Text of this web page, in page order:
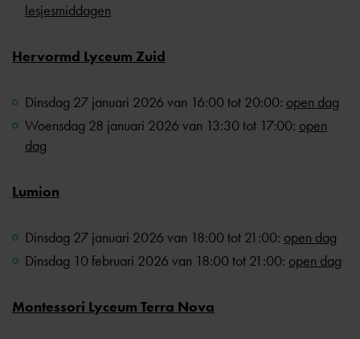
lesjesmiddagen
Hervormd Lyceum Zuid
Dinsdag 27 januari 2026 van 16:00 tot 20:00: open dag
Woensdag 28 januari 2026 van 13:30 tot 17:00: open
dag
Lumion
Dinsdag 27 januari 2026 van 18:00 tot 21:00: open dag
Dinsdag 10 februari 2026 van 18:00 tot 21:00: open dag
Montessori Lyceum Terra Nova